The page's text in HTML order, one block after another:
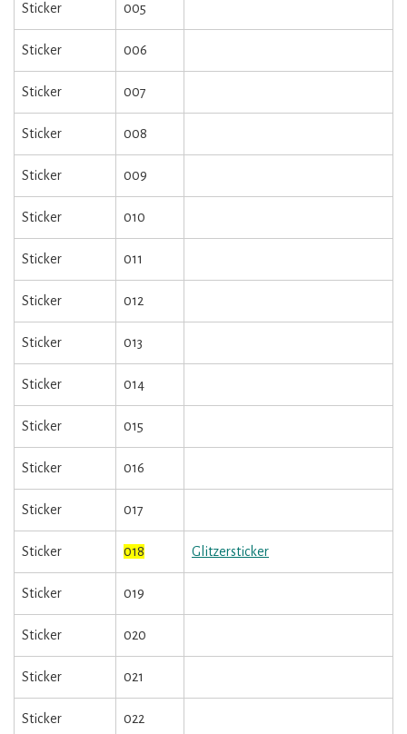
Sticker 005
Sticker 006
Sticker 007
Sticker 008
Sticker 009
Sticker 010
Sticker 011
Sticker 012
Sticker 013
Sticker 014
Sticker 015
Sticker 016
Sticker 017
Sticker 018 Glitzersticker
Sticker 019
Sticker 020
Sticker 021
Sticker 022